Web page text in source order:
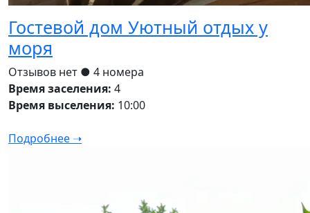
Гостевой дом Уютный отдых у
моря
Отзывов нет ● 4 номера
Время заселения: 4
Время выселения: 10:00
Подробнее ➝